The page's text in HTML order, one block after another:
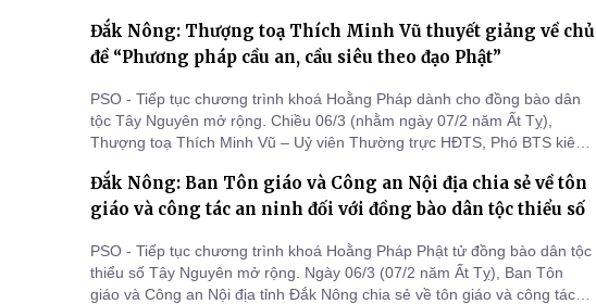
“Phương pháp thờ cúng Phật, Thần linh, Gia tiên” tại Trung tâm Hội nghị
tỉnh Đắk Nông.
Đắk Nông: Thượng toạ Thích Minh Vũ thuyết giảng về chủ
đề “Phương pháp cầu an, cầu siêu theo đạo Phật”
PSO - Tiếp tục chương trình khoá Hoằng Pháp dành cho đồng bào dân
tộc Tây Nguyên mở rộng. Chiều 06/3 (nhằm ngày 07/2 năm Ất Tỵ),
Thượng toạ Thích Minh Vũ – Uỷ viên Thường trực HĐTS, Phó BTS kiêm
giảng về chủ đề “Phương pháp cầu an, cầu siêu theo đạo Phật” tại Trung
tâm Hội nghị tỉnh Đắk
Đắk Nông: Ban Tôn giáo và Công an Nội địa chia sẻ về tôn
giáo và công tác an ninh đối với đồng bào dân tộc thiểu số
PSO - Tiếp tục chương trình khoá Hoằng Pháp Phật tử đồng bào dân tộc
thiểu số Tây Nguyên mở rộng. Ngày 06/3 (07/2 năm Ất Tỵ), Ban Tôn
giáo và Công an Nội địa tỉnh Đắk Nông chia sẻ về tôn giáo và công tác